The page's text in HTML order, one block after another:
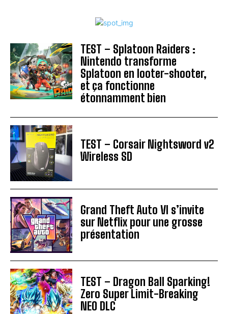
TEST – Splatoon Raiders :
Nintendo transforme
Splatoon en looter-shooter,
et ça fonctionne
étonnamment bien
TEST – Corsair Nightsword v2
Wireless SD
Grand Theft Auto VI s’invite
sur Netflix pour une grosse
présentation
TEST – Dragon Ball Sparking!
Zero Super Limit-Breaking
NEO DLC